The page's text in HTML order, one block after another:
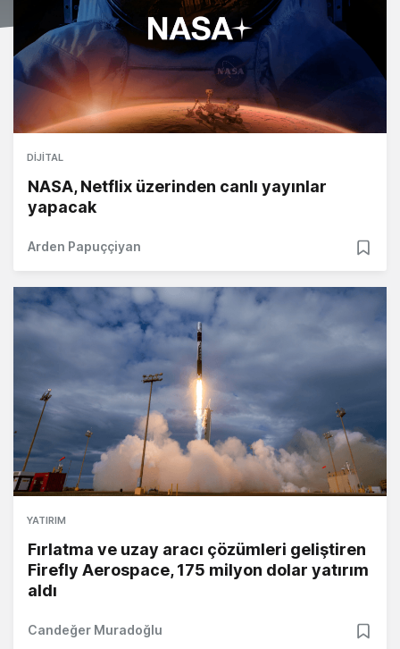
DIJITAL
NASA, Netflix üzerinden canlı yayınlar
yapacak
Arden Papuççiyan
YATIRIM
Fırlatma ve uzay aracı çözümleri geliştiren
Firefly Aerospace, 175 milyon dolar yatırım
aldı
Candeğer Muradoğlu